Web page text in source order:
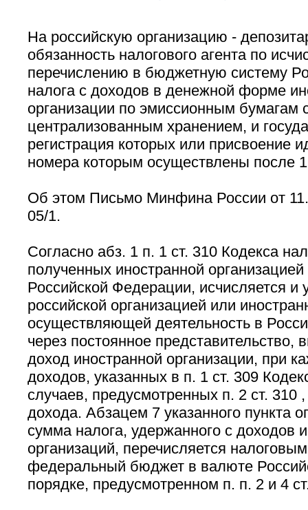
На российскую организацию -
обязанность налогового агента по
перечислению в бюджетную систему
налога с доходов в денежной форме
организации по эмиссионным бумагам
централизованным хранением, и
регистрация которых или присвоение
номера которым осуществлены после 1
Об этом Письмо Минфина России от
05/1.
Согласно абз. 1 п. 1 ст. 310 Кодекса
полученных иностранной организацией
Российской Федерации, исчисляется и
российской организацией или
осуществляющей деятельность в
через постоянное
доход иностранной организации, при
доходов, указанных в п. 1 ст. 309
случаев, предусмотренных п. 2 ст.
дохода. Абзацем 7 указанного пункта
сумма налога, удержанного с доходов
организаций, перечисляется
федеральный бюджет в валюте
порядке, предусмотренном п. п. 2 и 4